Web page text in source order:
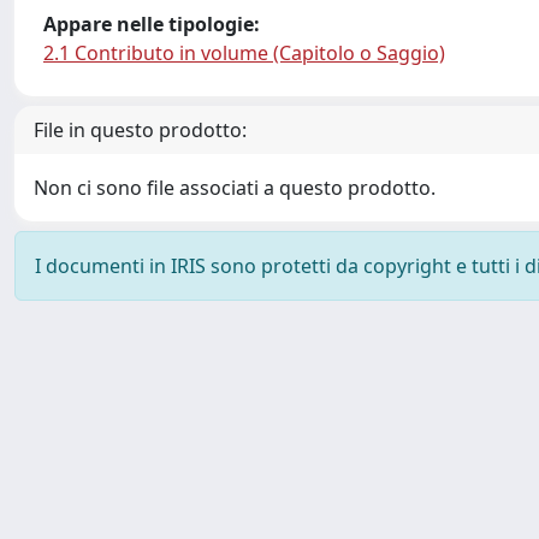
Appare nelle tipologie:
2.1 Contributo in volume (Capitolo o Saggio)
File in questo prodotto:
Non ci sono file associati a questo prodotto.
I documenti in IRIS sono protetti da copyright e tutti i